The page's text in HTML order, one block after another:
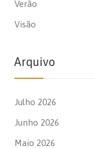
Verão
Visão
Arquivo
Julho 2026
Junho 2026
Maio 2026